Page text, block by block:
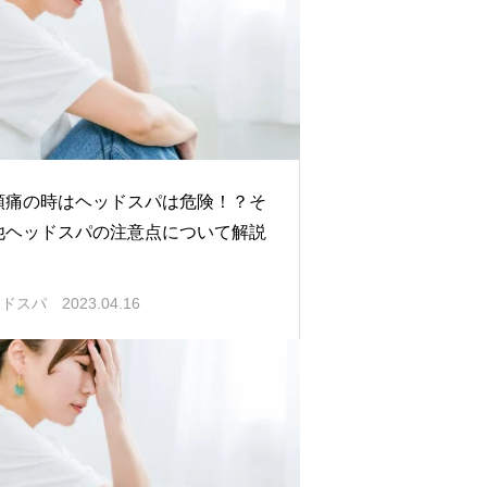
痛の時はヘッドスパは危険！？そ
ヘッドスパの注意点について解説
スパ 2023.04.16